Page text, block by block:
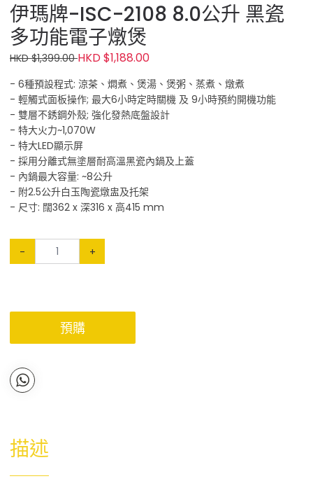
伊瑪牌-ISC-2108 8.0公升 黑瓷
多功能電子燉煲
HKD $1,399.00HKD $1,188.00
- 6種預設程式: 涼茶、燜煮、煲湯、煲粥、蒸煮、燉煮
- 輕觸式面板操作; 最大6小時定時關機 及 9小時預約開機功能
- 雙層不銹鋼外殼; 強化發熱底盤設計
- 特大火力~1,070W
- 特大LED顯示屏
- 採用分離式無塗層耐高溫黑瓷內鍋及上蓋
- 內鍋最大容量: ~8公升
- 附2.5公升白玉陶瓷燉盅及托架
- 尺寸: 闊362 x 深316 x 高415 mm
- +
預購
描述